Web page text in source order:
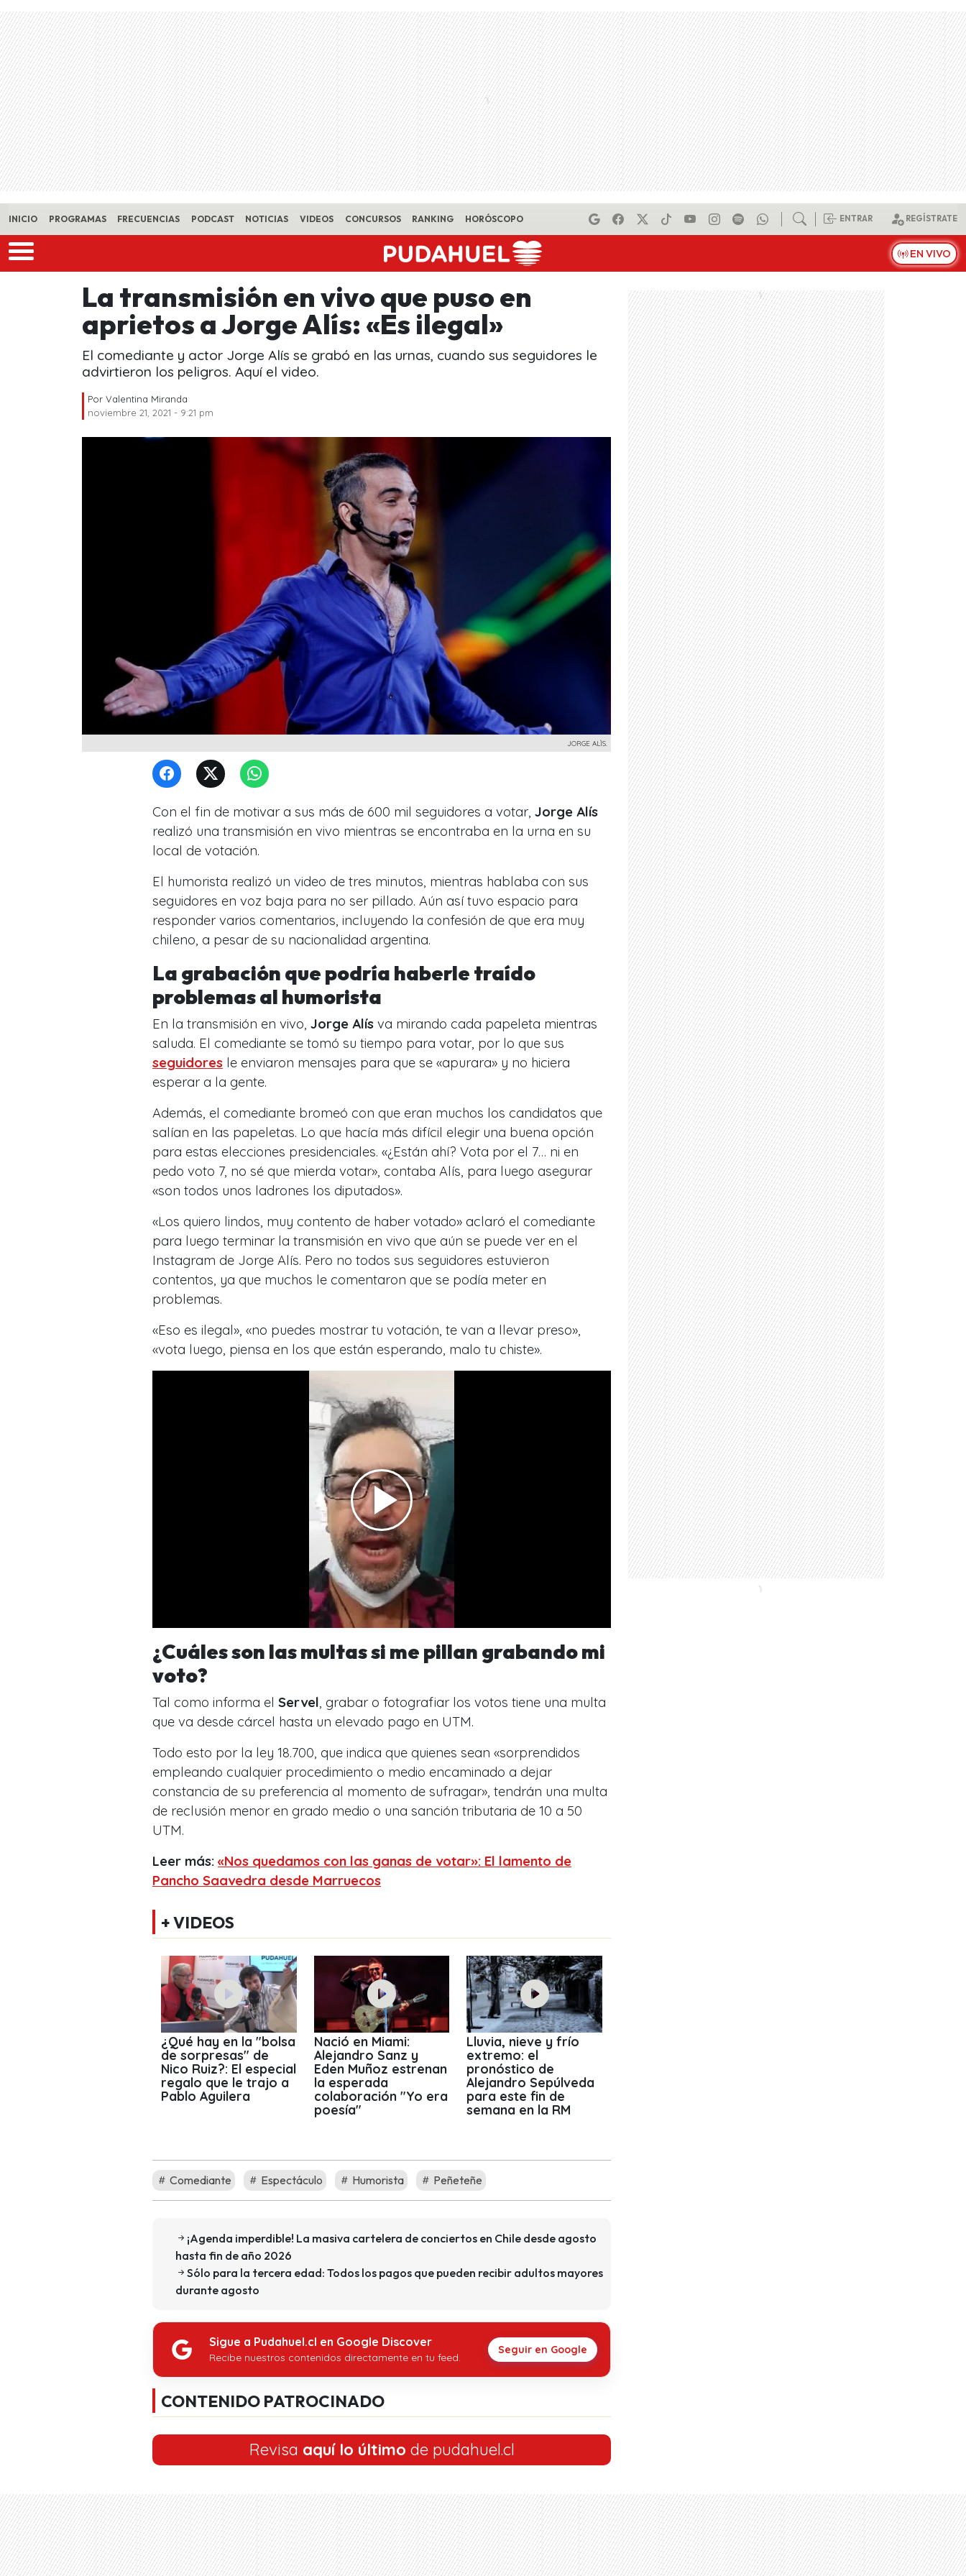
Skip to main content
INICIO PROGRAMAS FRECUENCIAS PODCAST NOTICIAS VIDEOS CONCURSOS RANKING HORÓSCOPO ENTRAR REGÍSTRATE
EN VIVO
La transmisión en vivo que puso en
aprietos a Jorge Alís: «Es ilegal»
El comediante y actor Jorge Alís se grabó en las urnas, cuando sus seguidores le
advirtieron los peligros. Aquí el video.
Por Valentina Miranda
noviembre 21, 2021 - 9:21 pm
JORGE ALÌS.
Con el fin de motivar a sus más de 600 mil seguidores a votar, Jorge Alís
realizó una transmisión en vivo mientras se encontraba en la urna en su
local de votación.
El humorista realizó un video de tres minutos, mientras hablaba con sus
seguidores en voz baja para no ser pillado. Aún así tuvo espacio para
responder varios comentarios, incluyendo la confesión de que era muy
chileno, a pesar de su nacionalidad argentina.
La grabación que podría haberle traído
problemas al humorista
En la transmisión en vivo, Jorge Alís va mirando cada papeleta mientras
saluda. El comediante se tomó su tiempo para votar, por lo que sus
seguidores le enviaron mensajes para que se «apurara» y no hiciera
esperar a la gente.
Además, el comediante bromeó con que eran muchos los candidatos que
salían en las papeletas. Lo que hacía más difícil elegir una buena opción
para estas elecciones presidenciales. «¿Están ahí? Vota por el 7… ni en
pedo voto 7, no sé que mierda votar», contaba Alís, para luego asegurar
«son todos unos ladrones los diputados».
«Los quiero lindos, muy contento de haber votado» aclaró el comediante
para luego terminar la transmisión en vivo que aún se puede ver en el
Instagram de Jorge Alís. Pero no todos sus seguidores estuvieron
contentos, ya que muchos le comentaron que se podía meter en
problemas.
«Eso es ilegal», «no puedes mostrar tu votación, te van a llevar preso»,
«vota luego, piensa en los que están esperando, malo tu chiste».
¿Cuáles son las multas si me pillan grabando mi
voto?
Tal como informa el Servel, grabar o fotografiar los votos tiene una multa
que va desde cárcel hasta un elevado pago en UTM.
Todo esto por la ley 18.700, que indica que quienes sean «sorprendidos
empleando cualquier procedimiento o medio encaminado a dejar
constancia de su preferencia al momento de sufragar», tendrán una multa
de reclusión menor en grado medio o una sanción tributaria de 10 a 50
UTM.
Leer más: «Nos quedamos con las ganas de votar»: El lamento de
Pancho Saavedra desde Marruecos
+ VIDEOS
¿Qué hay en la "bolsa
de sorpresas" de
Nico Ruiz?: El especial
regalo que le trajo a
Pablo Aguilera
Nació en Miami:
Alejandro Sanz y
Eden Muñoz estrenan
la esperada
colaboración "Yo era
poesía"
Lluvia, nieve y frío
extremo: el
pronóstico de
Alejandro Sepúlveda
para este fin de
semana en la RM
Comediante Espectáculo Humorista Peñeteñe
¡Agenda imperdible! La masiva cartelera de conciertos en Chile desde agosto
hasta fin de año 2026
Sólo para la tercera edad: Todos los pagos que pueden recibir adultos mayores
durante agosto
Sigue a Pudahuel.cl en Google Discover
Recibe nuestros contenidos directamente en tu feed.
Seguir en Google
CONTENIDO PATROCINADO
Revisa aquí lo último de pudahuel.cl